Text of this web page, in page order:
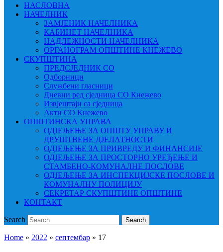
НАСЛОВНА
НАЧЕЛНИК
ЗАМЈЕНИК НАЧЕЛНИКА
КАБИНЕТ НАЧЕЛНИКА
НАДЛЕЖНОСТИ НАЧЕЛНИКА
ОРГАНОГРАМ ОПШТИНЕ КНЕЖЕВО
СКУПШТИНА
ПРЕДСЈЕДНИК СО
Одборници
Службени гласници
Дневни ред сједница СО Кнежево
Извјештаји са сједница
Акти СО Кнежево
ОПШТИНСКА УПРАВА
ОДЈЕЉЕЊЕ ЗА ОПШТУ УПРАВУ И
ДРУШТВЕНЕ ДЈЕЛАТНОСТИ
ОДЈЕЉЕЊЕ ЗА ПРИВРЕДУ И ФИНАНСИЈЕ
ОДЈЕЉЕЊЕ ЗА ПРОСТОРНО УРЕЂЕЊЕ И
СТАМБЕНО-КОМУНАЛНЕ ПОСЛОВЕ
ОДЈЕЉЕЊЕ ЗА ИНСПЕКЦИЈСКЕ ПОСЛОВЕ И
КОМУНАЛНУ ПОЛИЦИЈУ
СЕКРЕТАР СКУПШТИНЕ ОПШТИНЕ
КОНТАКТ
Search Search
Home » 2022 » септембар » 17